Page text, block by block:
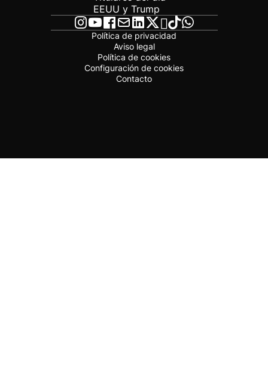
EEUU y Trump
Política de privacidad
Aviso legal
Política de cookies
Configuración de cookies
Contacto